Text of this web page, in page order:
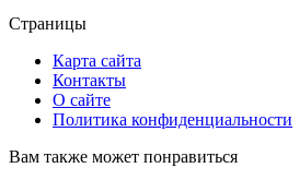
Страницы
Карта сайта
Контакты
О сайте
Политика конфиденциальности
Вам также может понравиться